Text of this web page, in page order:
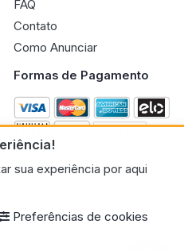
sua experiência por aqui
Preferências de cookies
FAQ
Contato
Como Anunciar
Formas de Pagamento
GEEK PORTAL ELETRONICO